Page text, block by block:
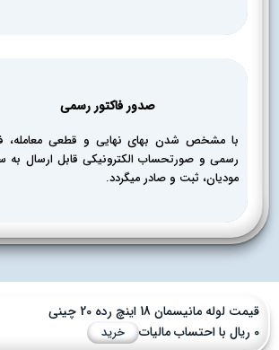
صدور فاکتور رسمی
با مشخص شدن بهای نهایی و قطعی معامله، فاکتور
رسمی و صورتحساب الکترونیکی قابل ارسال به سامانه
مودیان، ثبت و صادر میگردد.
لوله مانیسمان 18 اینچ رده 20 چینی
خرید